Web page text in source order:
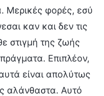
Μερικές φορές, εσύ
καν και δεν τις
στιγμή της ζωής
Επιπλέον,
είναι απολύτως
αλάνθαστα. Αυτό